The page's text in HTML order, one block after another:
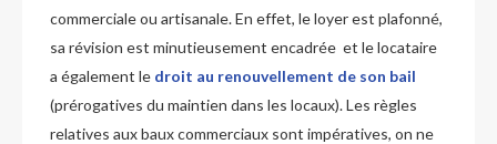
commerciale ou artisanale. En effet, le loyer est plafonné,
sa révision est minutieusement encadrée et le locataire
a également le droit au renouvellement de son bail
(prérogatives du maintien dans les locaux). Les règles
relatives aux baux commerciaux sont impératives, on ne